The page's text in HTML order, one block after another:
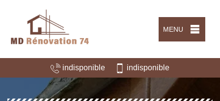
MENU
indisponible indisponible